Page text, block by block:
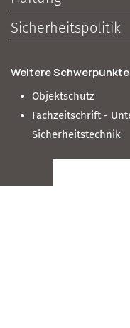
Sicherheitspolitik
Weitere
Objektschutz
Fachzeitschrift -
Sicherheitstechnik